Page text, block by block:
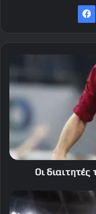
του
Ολυμπιακός
-
ΠΑΣ
Γιάννενα
Οι διαιτητές
Ασημένια
Στεφανίδη!